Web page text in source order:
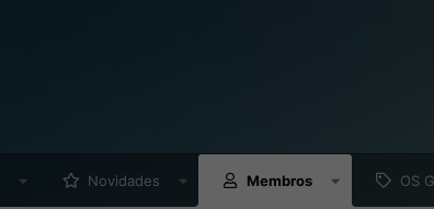
Novidades Membros OS